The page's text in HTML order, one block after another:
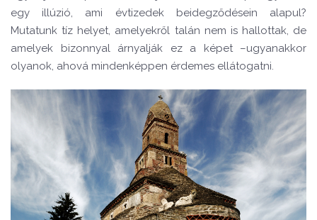
egy illúzió, ami évtizedek beidegződésein alapul?
Mutatunk tíz helyet, amelyekről talán nem is hallottak, de
amelyek bizonnyal árnyalják ez a képet –ugyanakkor
olyanok, ahová mindenképpen érdemes ellátogatni.